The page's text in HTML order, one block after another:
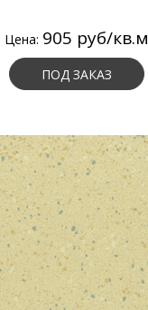
Цена: 905 руб/кв.м
ПОД ЗАКАЗ